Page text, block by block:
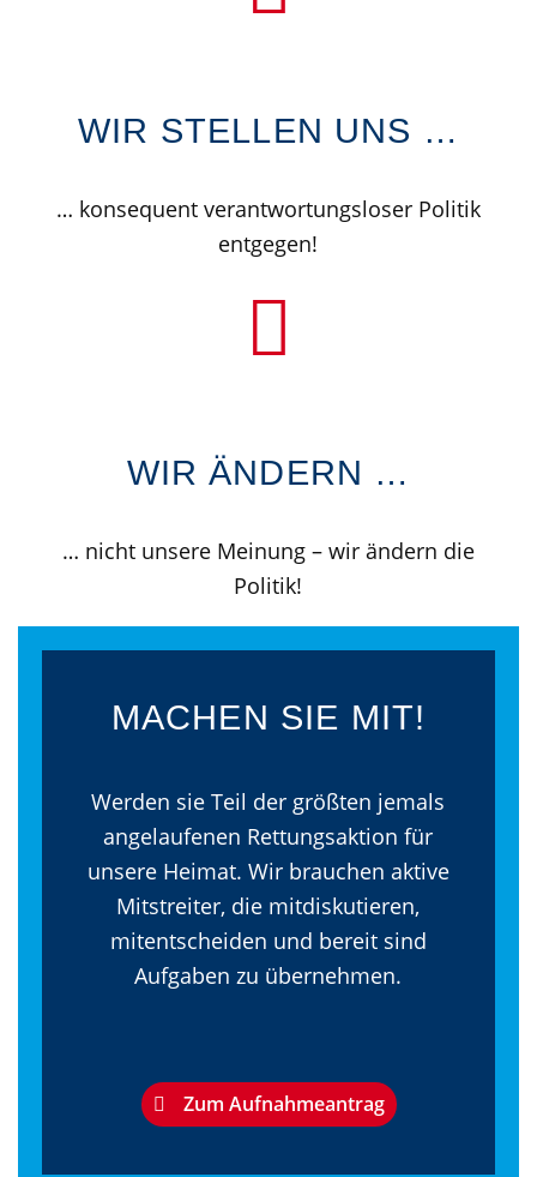
WIR STELLEN UNS …
… konsequent verantwortungsloser Politik
entgegen!
WIR ÄNDERN …
… nicht unsere Meinung – wir ändern die
Politik!
MACHEN SIE MIT!
Werden sie Teil der größten jemals
angelaufenen Rettungsaktion für
unsere Heimat. Wir brauchen aktive
Mitstreiter, die mitdiskutieren,
mitentscheiden und bereit sind
Aufgaben zu übernehmen.
Zum Aufnahmeantrag